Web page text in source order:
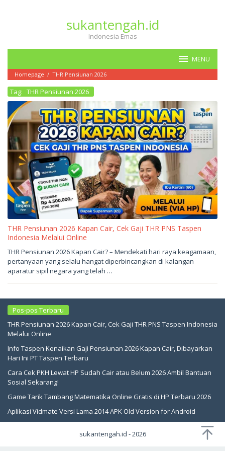
sukantengah.id
Indonesia Emas
MENU
Homepage / THR Pensiunan 2026
Tag: THR Pensiunan 2026
THR Pensiunan 2026 Kapan Cair, Cek Gaji THR PNS Taspen
Indonesia Melalui Online
Juni
2026
oleh
sukantengah
THR Pensiunan 2026 Kapan Cair? – Mendekati hari raya keagamaan,
pertanyaan yang selalu hangat diperbincangkan di kalangan
aparatur sipil negara yang telah …
Pos-pos Terbaru
THR Pensiunan 2026 Kapan Cair, Cek Gaji THR PNS Taspen Indonesia
Melalui Online
Info Taspen Kenaikan Gaji Pensiunan 2026 Kapan Cair, Dibayarkan
Hari Ini PT Taspen Terbaru
Cara Cek PKH Lewat HP Sudah Cair atau Belum 2026 Ambil Bantuan
Sosial Sekarang!
Game Tarik Tambang Matematika Online Gratis di HP Terbaru 2026
Aplikasi Vidmate Versi Lama 2014 APK Old Version for Android
sukantengah.id - 2026